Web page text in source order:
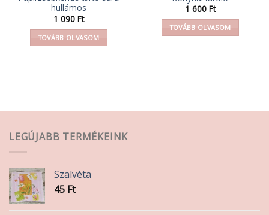
hullámos
1 090 Ft
TOVÁBB OLVASOM
1 600 Ft
TOVÁBB OLVASOM
LEGÚJABB TERMÉKEINK
Szalvéta
45 Ft